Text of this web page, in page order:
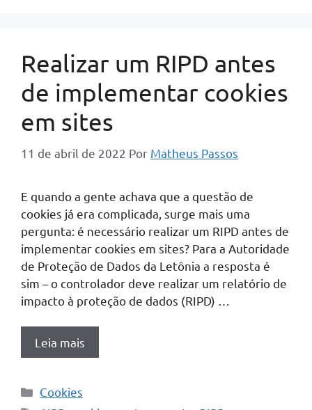
Realizar um RIPD antes
de implementar cookies
em sites
11 de abril de 2022 Por Matheus Passos
E quando a gente achava que a questão de
cookies já era complicada, surge mais uma
pergunta: é necessário realizar um RIPD antes de
implementar cookies em sites? Para a Autoridade
de Proteção de Dados da Letônia a resposta é
sim – o controlador deve realizar um relatório de
impacto à proteção de dados (RIPD) …
Leia mais
Categorias
Cookies